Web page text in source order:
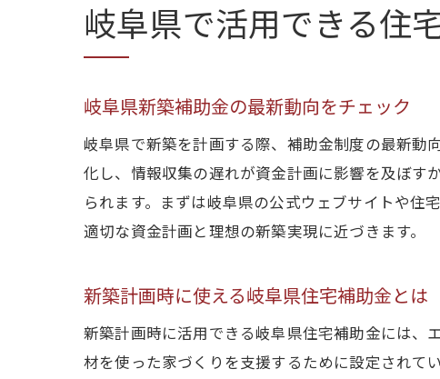
岐阜県で活用できる住
岐阜県新築補助金の最新動向をチェック
岐阜県で新築を計画する際、補助金制度の最新動
化し、情報収集の遅れが資金計画に影響を及ぼす
られます。まずは岐阜県の公式ウェブサイトや住
適切な資金計画と理想の新築実現に近づきます。
新築計画時に使える岐阜県住宅補助金とは
新築計画時に活用できる岐阜県住宅補助金には、
材を使った家づくりを支援するために設定されて